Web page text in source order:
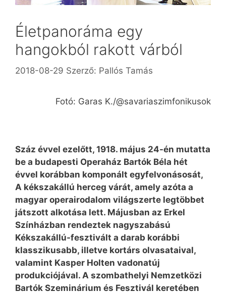
Életpanoráma egy
hangokból rakott várból
2018-08-29 Szerző: Pallós Tamás
Fotó: Garas K./@savariaszimfonikusok
Száz évvel ezelőtt, 1918. május 24-én mutatta
be a budapesti Operaház Bartók Béla hét
évvel korábban komponált egyfelvonásosát,
A kékszakállú herceg várát, amely azóta a
magyar operairodalom világszerte legtöbbet
játszott alkotása lett. Májusban az Erkel
Színházban rendeztek nagyszabású
Kékszakállú-fesztivált a darab korábbi
klasszikusabb, illetve kortárs olvasataival,
valamint Kasper Holten vadonatúj
produkciójával. A szombathelyi Nemzetközi
Bartók Szeminárium és Fesztivál keretében